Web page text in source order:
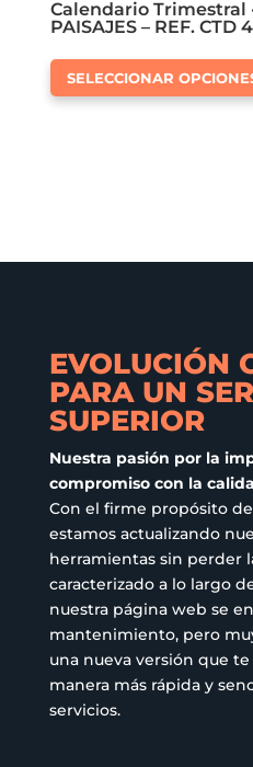
Calendario Trimestral
PAISAJES – REF. CTD
SELECCIONAR
EVOLUCIÓN
PARA UN
SUPERIOR
Nuestra pasión por la
compromiso con la
Con el firme propósito
estamos actualizando
herramientas sin perder
caracterizado a lo largo
nuestra página web se
mantenimiento, pero
una nueva versión que
manera más rápida y
servicios.